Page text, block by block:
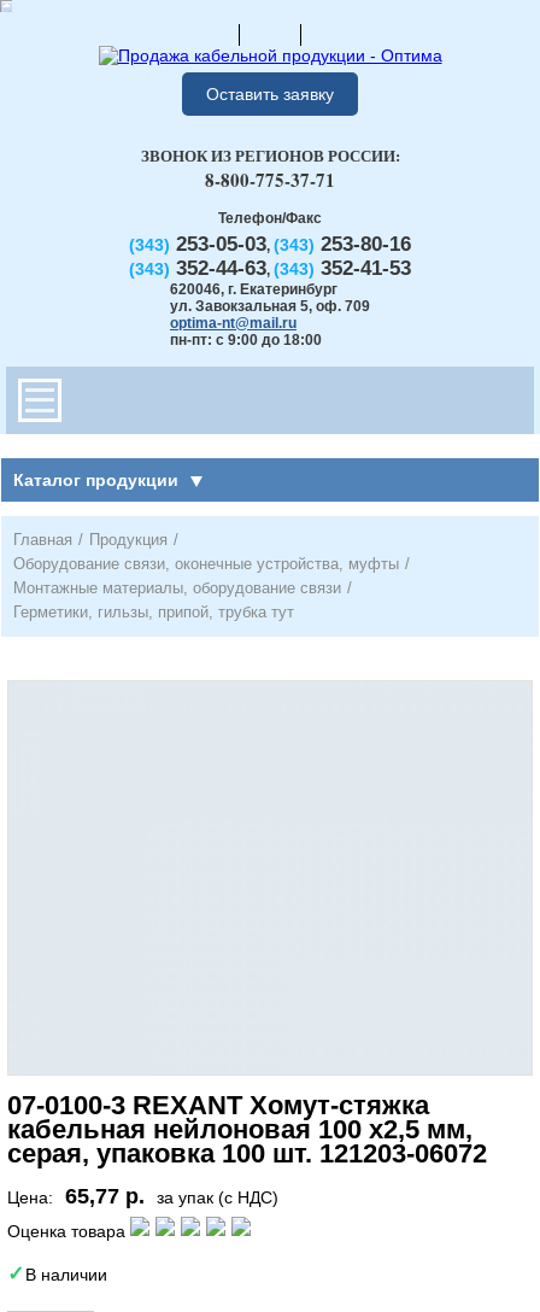
Оставить заявку
Телефон/Факс
(343) 253-05-03, (343) 253-80-16
(343) 352-44-63, (343) 352-41-53
620046, г. Екатеринбург
ул. Завокзальная 5, оф. 709
optima-nt@mail.ru
пн-пт: с 9:00 до 18:00
ЗВОНОК ИЗ РЕГИОНОВ РОССИИ:
8-800-775-37-71
Каталог продукции
Главная / Продукция /
Оборудование связи, оконечные устройства, муфты /
Монтажные материалы, оборудование связи /
Герметики, гильзы, припой, трубка тут
07-0100-3 REXANT Хомут-стяжка
кабельная нейлоновая 100 x2,5 мм,
серая, упаковка 100 шт. 121203-06072
Цена: 65,77 р.
за упак (с НДС)
Оценка товара
В наличии